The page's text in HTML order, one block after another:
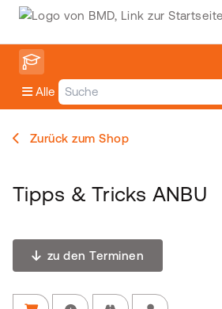
Alle
Zurück zum Shop
Tipps & Tricks ANBU
zu den Terminen